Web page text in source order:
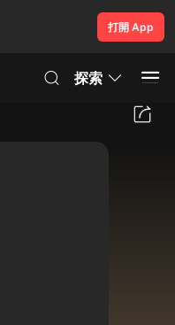
打開 App
探索